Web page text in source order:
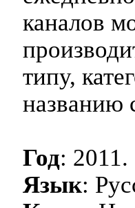
каналов
типу,
названию
Год: 2011.
Язык: